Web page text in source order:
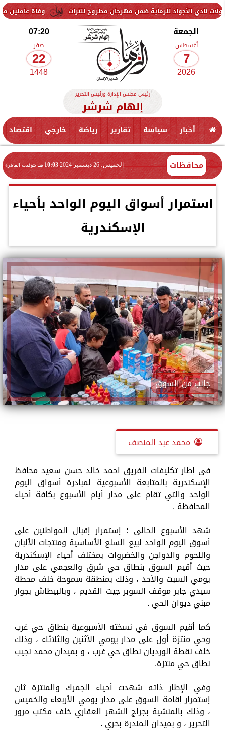
وفاة عاملين متأثرين للرماية ضمن مهرجان مطروح للتراث
الجمعة
أغسطس
7
2026
07:20
صفر
22
1448
رئيس مجلس الإدارة ورئيس التحرير
إلهام شرشر
أخبار سياسة تقارير رياضة خارجي اقتصاد
محافظات الخميس، 26 ديسمبر 2024 10:03 مـ بتوقيت القاهرة
استمرار أسواق اليوم الواحد بأحياء
الإسكندرية
جانب من السوق
محمد عبد المنصف
فى إطار تكليفات الفريق احمد خالد حسن سعيد محافظ
الإسكندرية بالمتابعة الأسبوعية لمبادرة أسواق اليوم
الواحد والتي تقام على مدار أيام الأسبوع بكافة أحياء
المحافظة .
شهد الأسبوع الحالى ؛ إستمرار إقبال المواطنين على
أسوق اليوم الواحد لبيع السلع الأساسية ومنتجات الألبان
واللحوم والدواجن والخضروات بمختلف أحياء الإسكندرية
حيث أقيم السوق بنطاق حي شرق والعجمي على مدار
يومي السبت والأحد ، وذلك بمنطقة سموحة خلف محطة
سيدي جابر موقف السوبر جيت القديم ، وبالبيطاش بجوار
مبني ديوان الحي .
كما أقيم السوق في نسخته الأسبوعية بنطاق حي غرب
وحي منتزة أول على مدار يومي الأثنين والثلاثاء ، وذلك
خلف نقطة الورديان نطاق حي غرب ، و بميدان محمد نجيب
نطاق حي منتزة.
وفي الإطار ذاته شهدت أحياء الجمرك والمنتزة ثان
إستمرار إقامة السوق على مدار يومي الأربعاء والخميس
، وذلك بالمنشية بجراج الشهر العقاري خلف مكتب مرور
التحرير ، و بميدان المندرة بحري .